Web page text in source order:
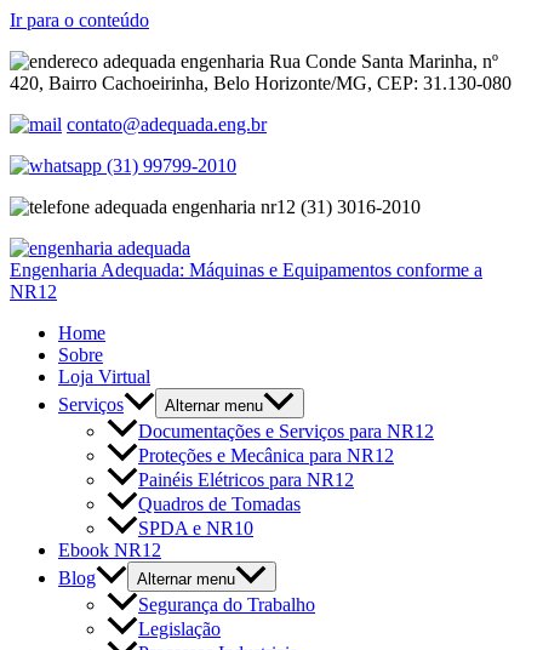
Ir para o conteúdo
Rua Conde Santa Marinha, nº
420, Bairro Cachoeirinha, Belo Horizonte/MG, CEP: 31.130-080
contato@adequada.eng.br
(31) 99799-2010
(31) 3016-2010
Engenharia Adequada: Máquinas e Equipamentos conforme a
NR12
Home
Sobre
Loja Virtual
Serviços
Alternar menu
Documentações e Serviços para NR12
Proteções e Mecânica para NR12
Painéis Elétricos para NR12
Quadros de Tomadas
SPDA e NR10
Ebook NR12
Blog
Alternar menu
Segurança do Trabalho
Legislação